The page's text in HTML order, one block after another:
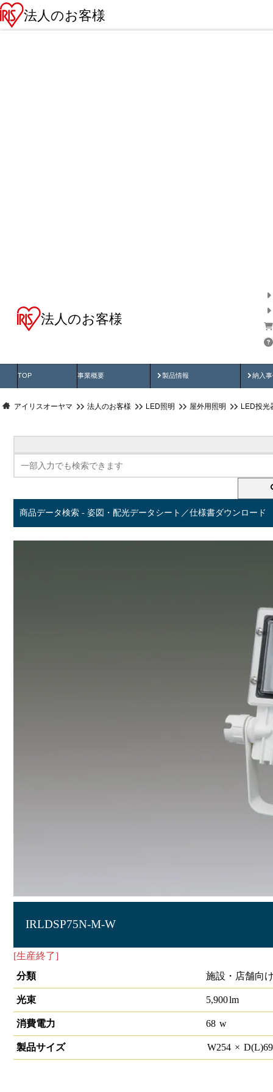
法人のお客様
法人のお客様
TOP 事業概要 製品情報
製品動画 納入
納
アイリスオーヤマ 法人のお客様 LED照明 屋外用照明 LED投光
商品データ検索 - 姿図・配光データシート／仕様書ダウンロード
IRLDSP75N-M-W
[生産終了]
分類
施設・店舗向
光束 5,900lm
消費電力 68 w
製品サイズ W254 × D(L)